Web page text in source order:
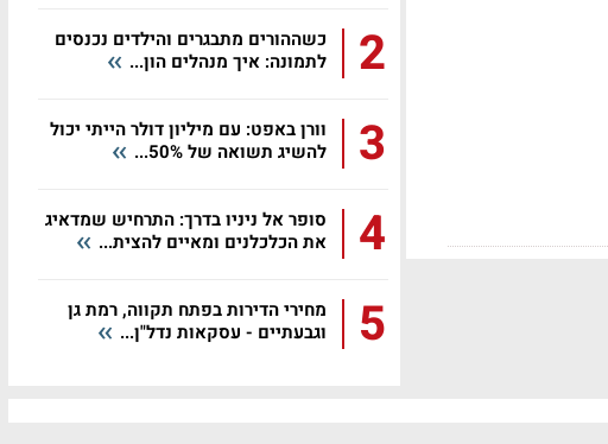
2
כשההורים מתבגרים והילדים נכנסים
לתמונה: איך מנהלים הון...
3
וורן באפט: עם מיליון דולר הייתי יכול
להשיג תשואה של 50%...
4
סופר אל ניניו בדרך: התרחיש שמדאיג
את הכלכלנים ומאיים להצית...
5
מחירי הדירות בפתח תקווה, רמת גן
וגבעתיים - עסקאות נדל"ן...